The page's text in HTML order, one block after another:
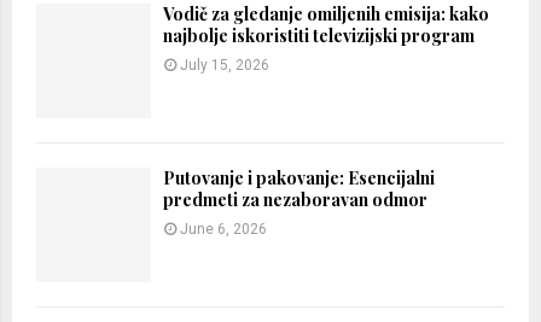
Vodič za gledanje omiljenih emisija: kako
najbolje iskoristiti televizijski program
July 15, 2026
Putovanje i pakovanje: Esencijalni
predmeti za nezaboravan odmor
June 6, 2026